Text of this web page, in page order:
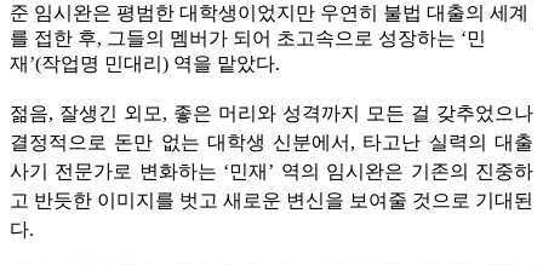
준 임시완은 평범한 대학생이었지만 우연히 불법 대출의 세계
를 접한 후, 그들의 멤버가 되어 초고속으로 성장하는 ‘민
재’(작업명 민대리) 역을 맡았다.
젊음, 잘생긴 외모, 좋은 머리와 성격까지 모든 걸 갖추었으나
결정적으로 돈만 없는 대학생 신분에서, 타고난 실력의 대출
사기 전문가로 변화하는 ‘민재’ 역의 임시완은 기존의 진중하
고 반듯한 이미지를 벗고 새로운 변신을 보여줄 것으로 기대된
다.